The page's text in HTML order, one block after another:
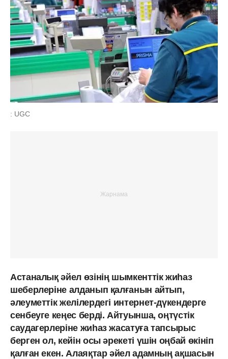
: UGC
Астаналық әйел өзінің шымкенттік жиһаз
шеберлеріне алданып қалғанын айтып,
әлеуметтік желілердегі интернет-дүкендерге
сенбеуге кеңес берді. Айтуынша, оңтүстік
саудагерлеріне жиһаз жасатуға тапсырыс
берген ол, кейін осы әрекеті үшін оңбай өкініп
қалған екен. Алаяқтар әйел адамның ақшасын